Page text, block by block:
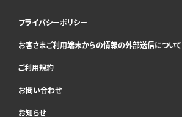
プライバシーポリシー
お客さまご利用端末からの情報の外部送信について
ご利用規約
お問い合わせ
お知らせ